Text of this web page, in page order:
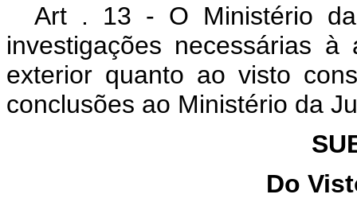
Art . 13 - O Ministério
investigações necessárias
exterior quanto ao visto
conclusões ao Ministério da
Do